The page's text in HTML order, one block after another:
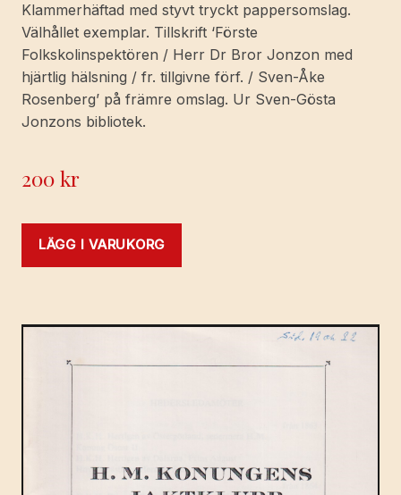
Klammerhäftad med styvt tryckt pappersomslag.
Välhållet exemplar. Tillskrift ‘Förste
Folkskolinspektören / Herr Dr Bror Jonzon med
hjärtlig hälsning / fr. tillgivne förf. / Sven-Åke
Rosenberg’ på främre omslag. Ur Sven-Gösta
Jonzons bibliotek.
200kr
LÄGG I VARUKORG